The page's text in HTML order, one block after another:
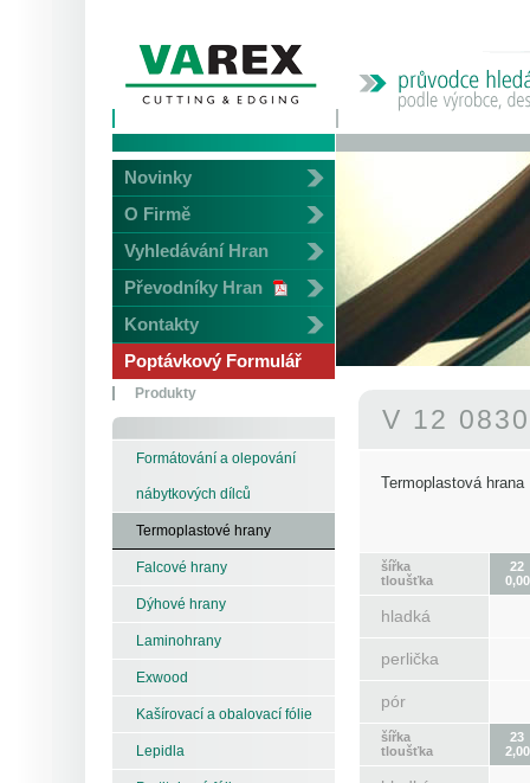
Novinky
O Firmě
Vyhledávání Hran
Převodníky Hran
Kontakty
Poptávkový Formulář
Produkty
Formátování a olepování
nábytkových dílců
Termoplastové hrany
Falcové hrany
Dýhové hrany
Laminohrany
Exwood
Kašírovací a obalovací fólie
Lepidla
V 12
Termoplastová hrana
šířka
tloušťka
22
0,00
hladká
perlička
pór
šířka
tloušťka
23
2,00